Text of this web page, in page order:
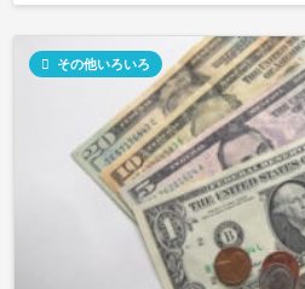
 その他いろいろ